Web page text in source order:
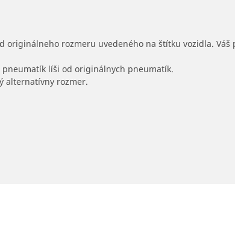
rozmeru uvedeného na štítku vozidla.
líši od originálnych pneumatík.
alternatívny rozmer.